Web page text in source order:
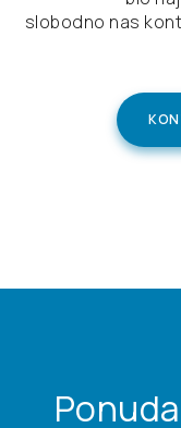
slobodno nas